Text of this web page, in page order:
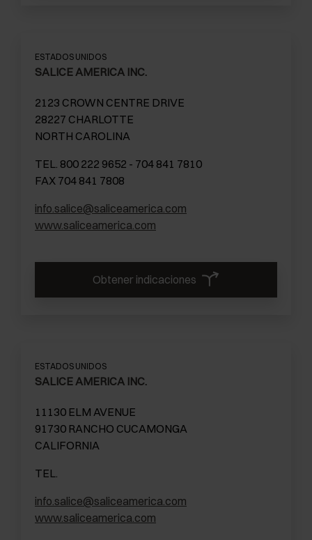
ESTADOS UNIDOS
SALICE AMERICA INC.
2123 CROWN CENTRE DRIVE
28227 CHARLOTTE
NORTH CAROLINA
TEL. 800 222 9652 - 704 841 7810
FAX 704 841 7808
info.salice@saliceamerica.com
www.saliceamerica.com
Obtener indicaciones
ESTADOS UNIDOS
SALICE AMERICA INC.
11130 ELM AVENUE
91730 RANCHO CUCAMONGA
CALIFORNIA
TEL.
info.salice@saliceamerica.com
www.saliceamerica.com